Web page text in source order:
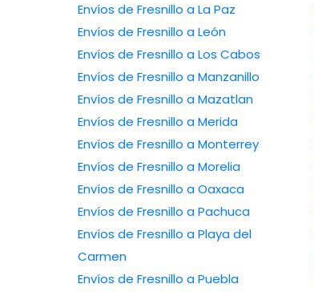
Envíos de Fresnillo a La Paz
Envíos de Fresnillo a León
Envíos de Fresnillo a Los Cabos
Envíos de Fresnillo a Manzanillo
Envíos de Fresnillo a Mazatlan
Envíos de Fresnillo a Merida
Envíos de Fresnillo a Monterrey
Envíos de Fresnillo a Morelia
Envíos de Fresnillo a Oaxaca
Envíos de Fresnillo a Pachuca
Envíos de Fresnillo a Playa del
Carmen
Envíos de Fresnillo a Puebla